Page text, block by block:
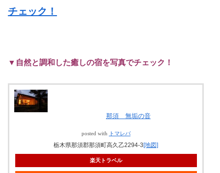
チェック！
▼自然と調和した癒しの宿を写真でチェック！
那須 無垢の音
posted with トマレバ
栃木県那須郡那須町高久乙2294-3 [地図]
楽天トラベル